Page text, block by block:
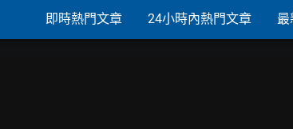
即時熱門文章 24小時內熱門文章 最